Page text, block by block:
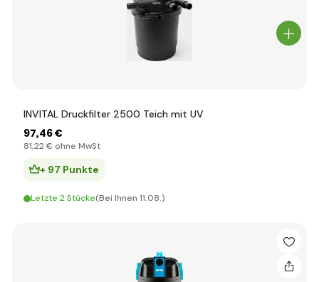
INVITAL Druckfilter 2500 Teich mit UV
97,46 €
81,22 € ohne MwSt
+ 97 Punkte
Letzte 2 Stücke(Bei Ihnen 11.08.)